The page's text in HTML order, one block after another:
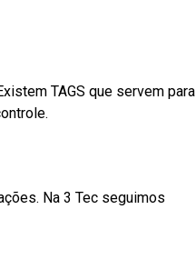
TAGS que servem para
Na 3 Tec seguimos